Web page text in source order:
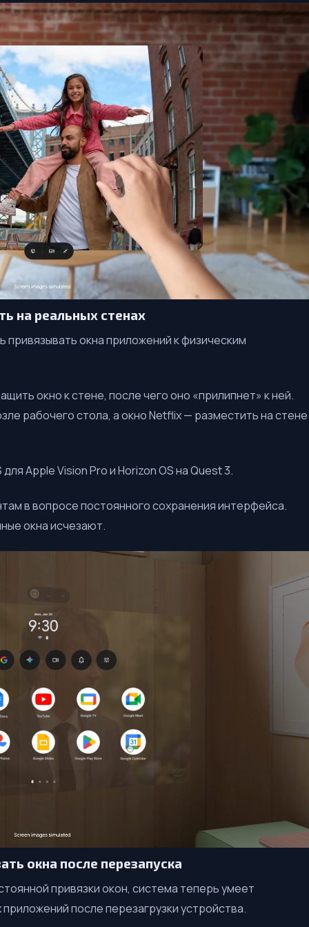
на реальных стенах
окна приложений к физическим
окно к стене, после чего оно «прилипнет» к ней.
рабочего стола, а окно Netflix — разместить на стене
Apple Vision Pro и Horizon OS на Quest 3.
в вопросе постоянного сохранения интерфейса.
окна исчезают.
окна после перезапуска
привязки окон, система теперь умеет
после перезагрузки устройства.